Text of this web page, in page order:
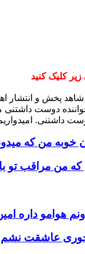
کلیک کنید
شاهد پخش و
دوست
داشتنی.
خوبه من که
که من مراقب
هوامو داره
عاشقت نشم